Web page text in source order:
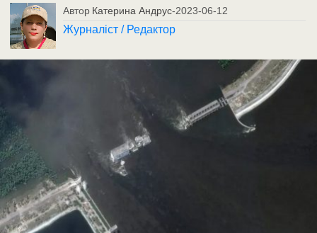
Автор Катерина Андрус-2023-06-12
Журналіст / Редактор